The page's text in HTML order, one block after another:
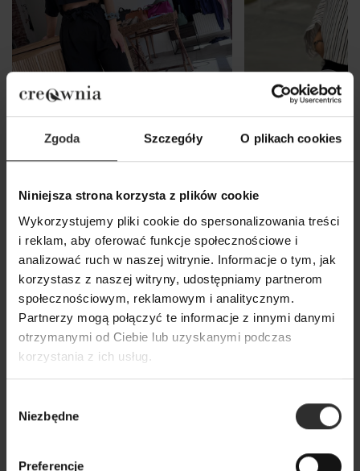
Zgoda Szczegóły O plikach cookies
Niniejsza strona korzysta z plików cookie
Wykorzystujemy pliki cookie do spersonalizowania treści
i reklam, aby oferować funkcje społecznościowe i
analizować ruch w naszej witrynie. Informacje o tym, jak
korzystasz z naszej witryny, udostępniamy partnerom
społecznościowym, reklamowym i analitycznym.
Partnerzy mogą połączyć te informacje z innymi danymi
otrzymanymi od Ciebie lub uzyskanymi podczas
korzystania z ich usług.
zgody
Niezbędne
Preferencje
Wiskozowe-lniane Spodnie z
szerokimi nogawkami w kolorze
czarnym Paris Black&Len
319,00 zł
Spodnie Shorty
czarnym z
Black&Len
229,00 zł
Popularne produkty
Wszystkie produkty